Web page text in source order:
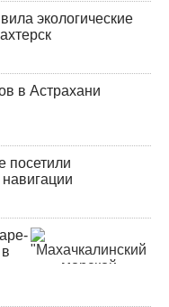
экологические
в Астрахани
посетили